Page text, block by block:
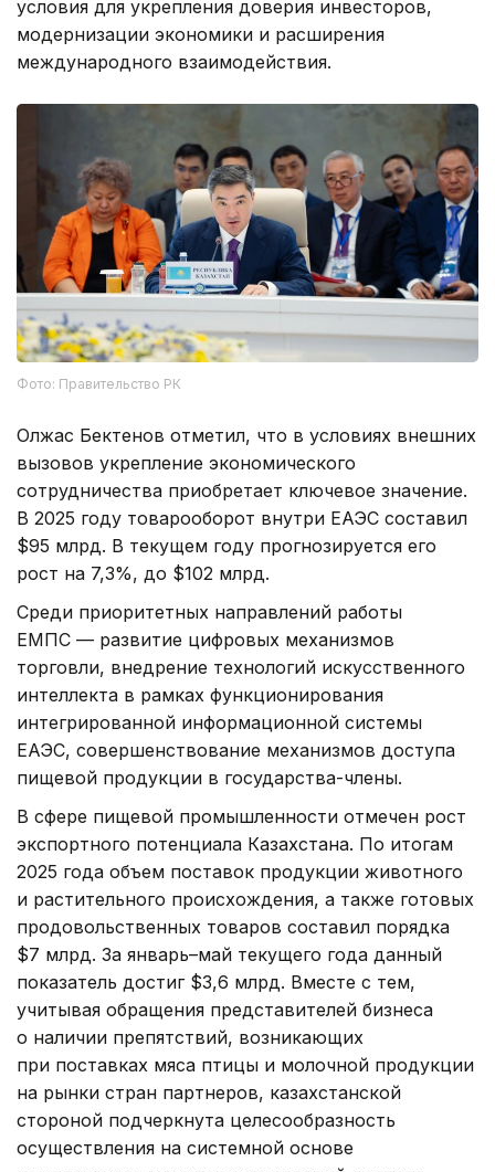
условия для укрепления доверия инвесторов,
модернизации экономики и расширения
международного взаимодействия.
Фото: Правительство РК
Олжас Бектенов отметил, что в условиях внешних
вызовов укрепление экономического
сотрудничества приобретает ключевое значение.
В 2025 году товарооборот внутри ЕАЭС составил
$95 млрд. В текущем году прогнозируется его
рост на 7,3%, до $102 млрд.
Среди приоритетных направлений работы
ЕМПС — развитие цифровых механизмов
торговли, внедрение технологий искусственного
интеллекта в рамках функционирования
интегрированной информационной системы
ЕАЭС, совершенствование механизмов доступа
пищевой продукции в государства-члены.
В сфере пищевой промышленности отмечен рост
экспортного потенциала Казахстана. По итогам
2025 года объем поставок продукции животного
и растительного происхождения, а также готовых
продовольственных товаров составил порядка
$7 млрд. За январь–май текущего года данный
показатель достиг $3,6 млрд. Вместе с тем,
учитывая обращения представителей бизнеса
о наличии препятствий, возникающих
при поставках мяса птицы и молочной продукции
на рынки стран партнеров, казахстанской
стороной подчеркнута целесообразность
осуществления на системной основе